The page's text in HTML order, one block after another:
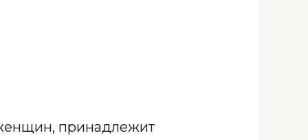
принадлежит